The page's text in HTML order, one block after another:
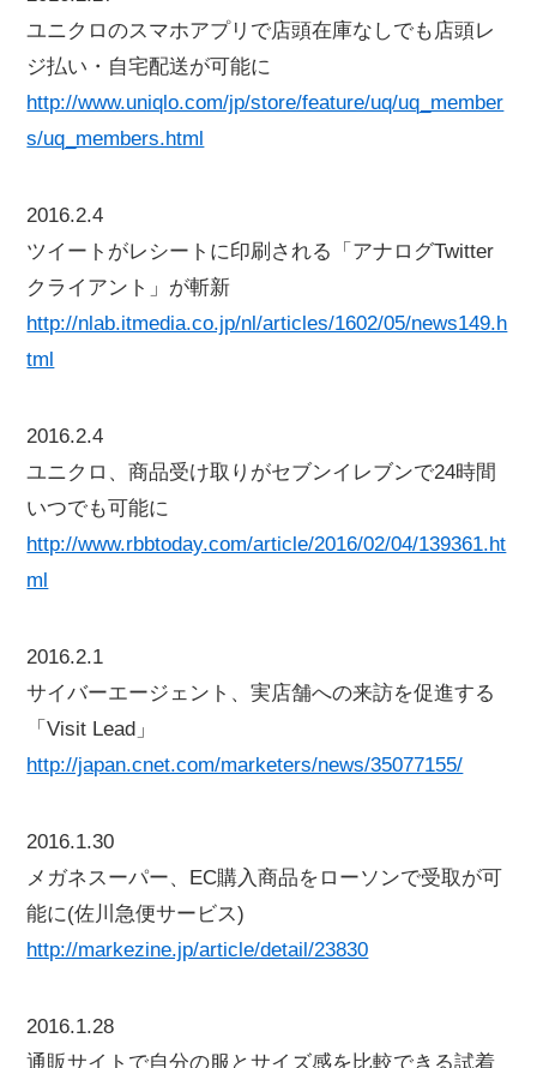
ユニクロのスマホアプリで店頭在庫なしでも店頭レ
ジ払い・自宅配送が可能に
http://www.uniqlo.com/jp/store/feature/uq/uq_member
s/uq_members.html
2016.2.4
ツイートがレシートに印刷される「アナログTwitter
クライアント」が斬新
http://nlab.itmedia.co.jp/nl/articles/1602/05/news149.h
tml
2016.2.4
ユニクロ、商品受け取りがセブンイレブンで24時間
いつでも可能に
http://www.rbbtoday.com/article/2016/02/04/139361.ht
ml
2016.2.1
サイバーエージェント、実店舗への来訪を促進する
「Visit Lead」
http://japan.cnet.com/marketers/news/35077155/
2016.1.30
メガネスーパー、EC購入商品をローソンで受取が可
能に(佐川急便サービス)
http://markezine.jp/article/detail/23830
2016.1.28
通販サイトで自分の服とサイズ感を比較できる試着